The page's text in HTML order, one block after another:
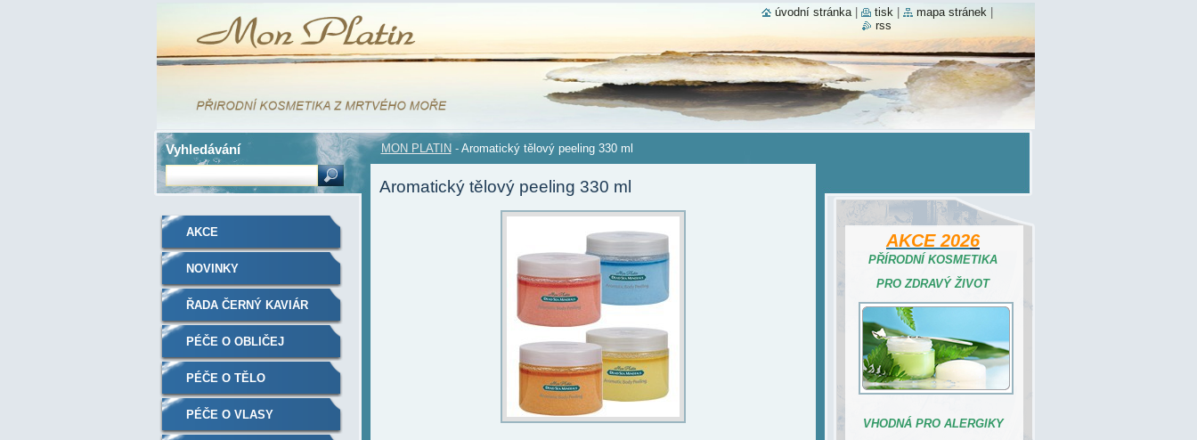
MON PLATIN - Aromatický tělový peeling 330 ml
Aromatický tělový peeling 330 ml
AKCE
NOVINKY
ŘADA ČERNÝ KAVIÁR
PÉČE O OBLIČEJ
PÉČE O TĚLO
PÉČE O VLASY
AKCE 2026
PŘÍRODNÍ KOSMETIKA
PRO ZDRAVÝ ŽIVOT
VHODNÁ PRO ALERGIKY
Vyhledávání
úvodní stránka tisk mapa stránek
rss